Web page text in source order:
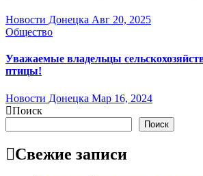
Новости Донецка Авг 20, 2025
Общество
Уважаемые владельцы
птицы!
Новости Донецка Мар 16, 2024
Поиск
Поиск
Свежие записи